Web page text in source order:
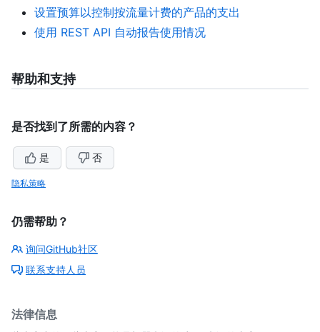
设置预算以控制按流量计费的产品的支出
使用 REST API 自动报告使用情况
帮助和支持
是否找到了所需的内容？
是 否
隐私策略
仍需帮助？
询问GitHub社区
联系支持人员
法律信息